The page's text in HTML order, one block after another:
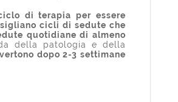
di terapia per essere
cicli di sedute che
quotidiane di almeno
della patologia e della
dopo 2-3 settimane